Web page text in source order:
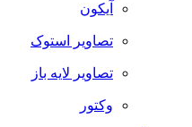
آیکون
تصاویر استوک
تصاویر لایه باز
وکتور